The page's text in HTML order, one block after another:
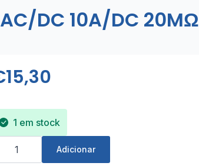
DC 10A/DC 20MΩ
15,30
1 em stock
Adicionar